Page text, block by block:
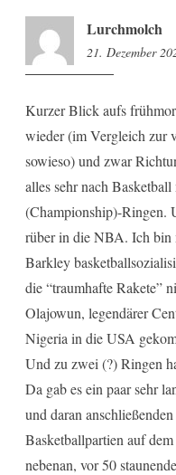
Lurchmolch
21. Dezember
Kurzer Blick aufs
wieder (im Vergleich zur
sowieso) und zwar
alles sehr nach
(Championship)-Ringen.
rüber in die NBA. Ich bin
Barkley
die “traumhafte Rakete”
Olajowun, legendärer
Nigeria in die USA
Und zu zwei (?) Ringen
Da gab es ein paar sehr
und daran
Basketballpartien auf
nebenan, vor 50